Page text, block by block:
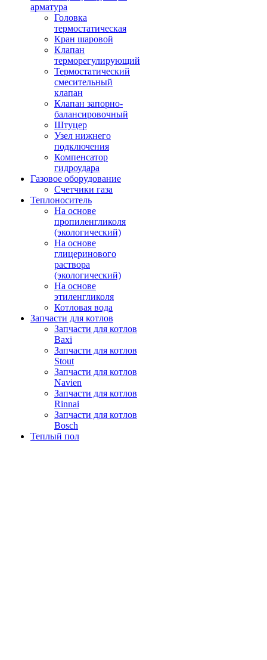
арматура
Головка
термостатическая
Кран шаровой
Клапан
терморегулирующий
Термостатический
смесительный
клапан
Клапан запорно-
балансировочный
Штуцер
Узел нижнего
подключения
Компенсатор
гидроудара
Газовое оборудование
Счетчики газа
Теплоноситель
На основе
пропиленгликоля
(экологический)
На основе
глицеринового
раствора
(экологический)
На основе
этиленгликоля
Котловая вода
Запчасти для котлов
Запчасти для котлов
Baxi
Запчасти для котлов
Stout
Запчасти для котлов
Navien
Запчасти для котлов
Rinnai
Запчасти для котлов
Bosch
Теплый пол